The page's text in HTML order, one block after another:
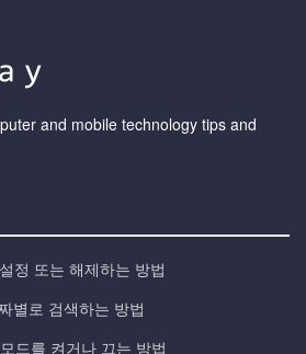
and mobile technology tips and
정 또는 해제하는 방법
별로 검색하는 방법
드를 켜거나 끄는 방법